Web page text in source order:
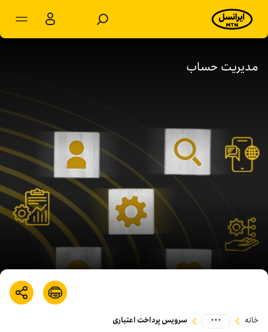
خدمات
پشتیبانی
اخبار
مدیریت حساب
خانه ... سرویس پرداخت اعتباری